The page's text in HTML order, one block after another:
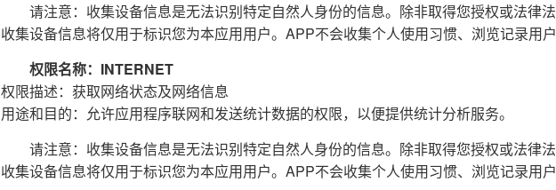
请注意：收集设备信息是无法识别特定自然人身份的信息。除非取得您授权或法律
收集设备信息将仅用于标识您为本应用用户。APP不会收集个人使用习惯、浏览记录用
权限名称：INTERNET
权限描述：获取网络状态及网络信息
用途和目的：允许应用程序联网和发送统计数据的权限，以便提供统计分析服务。
请注意：收集设备信息是无法识别特定自然人身份的信息。除非取得您授权或法律
收集设备信息将仅用于标识您为本应用用户。APP不会收集个人使用习惯、浏览记录用